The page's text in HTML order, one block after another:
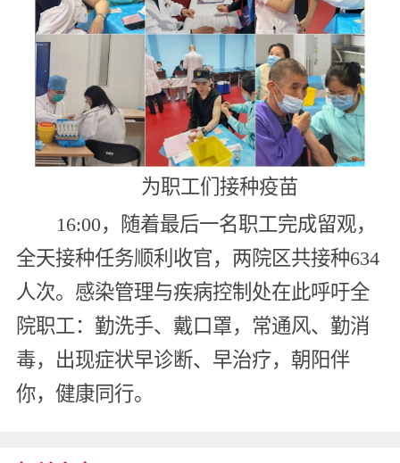
为职工们接种疫苗
16:00，随着最后一名职工完成留观，
全天接种任务顺利收官，两院区共接种634
人次。感染管理与疾病控制处在此呼吁全
院职工：勤洗手、戴口罩，常通风、勤消
毒，出现症状早诊断、早治疗，朝阳伴
你，健康同行。